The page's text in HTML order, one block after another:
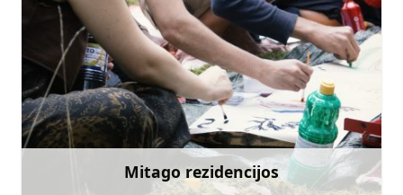
Mitago rezidencijos
fafilma@fafilma.lv
+371 26995300
Eik su
Sužinoti daugiau